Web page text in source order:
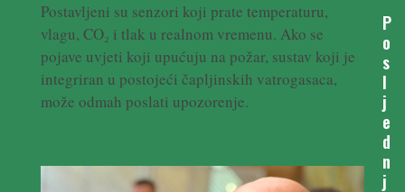
Postavljeni su senzori koji prate temperaturu,
vlagu, CO₂ i tlak u realnom vremenu. Ako se
pojave uvjeti koji upućuju na požar, sustav koji je
integriran u postojeći čapljinskih vatrogasaca,
može odmah poslati upozorenje.
P
o
s
l
j
e
d
n
j